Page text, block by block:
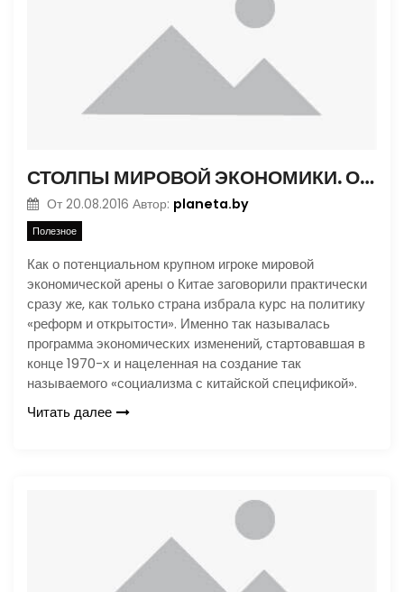
СТОЛПЫ МИРОВОЙ ЭКОНОМИКИ. ОСНОВНЫЕ ИГРОКИ. ЧАСТЬ 2
От 20.08.2016 Автор: planeta.by
Полезное
Как о потенциальном крупном игроке мировой
экономической арены о Китае заговорили практически
сразу же, как только страна избрала курс на политику
«реформ и открытости». Именно так называлась
программа экономических изменений, стартовавшая в
конце 1970-х и нацеленная на создание так
называемого «социализма с китайской спецификой».
Читать далее